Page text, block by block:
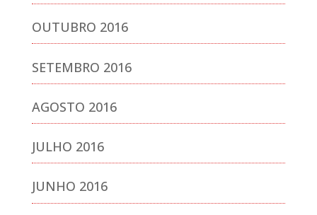
OUTUBRO 2016
SETEMBRO 2016
AGOSTO 2016
JULHO 2016
JUNHO 2016